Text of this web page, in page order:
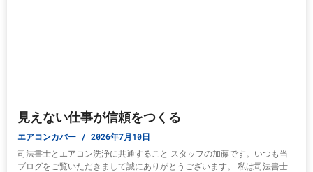
見えない仕事が信頼をつくる
エアコンカバー 2026年7月10日
司法書士とエアコン洗浄に共通すること スタッフの加藤です。いつも当
ブログをご覧いただきまして誠にありがとうございます。 私は司法書士